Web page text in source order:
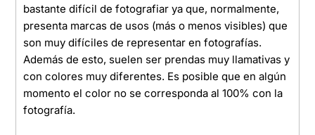
bastante difícil de fotografiar ya que, normalmente,
presenta marcas de usos (más o menos visibles) que
son muy difíciles de representar en fotografías.
Además de esto, suelen ser prendas muy llamativas y
con colores muy diferentes. Es posible que en algún
momento el color no se corresponda al 100% con la
fotografía.